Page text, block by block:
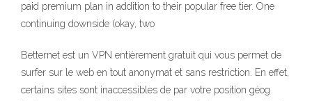
paid premium plan in addition to their popular free tier. One
continuing downside (okay, two
Betternet est un VPN entièrement gratuit qui vous permet de
surfer sur le web en tout anonymat et sans restriction. En effet,
certains sites sont inaccessibles de par votre position géog